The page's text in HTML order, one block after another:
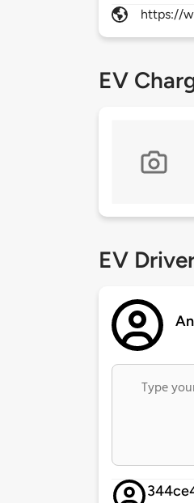
https://
EV
EV